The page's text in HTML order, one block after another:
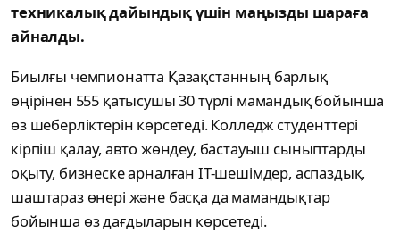
техникалық дайындық үшін маңызды шараға
айналды.
Биылғы чемпионатта Қазақстанның барлық
өңірінен 555 қатысушы 30 түрлі мамандық бойынша
өз шеберліктерін көрсетеді. Колледж студенттері
кірпіш қалау, авто жөндеу, бастауыш сыныптарды
оқыту, бизнеске арналған IT-шешімдер, аспаздық,
шаштараз өнері және басқа да мамандықтар
бойынша өз дағдыларын көрсетеді.